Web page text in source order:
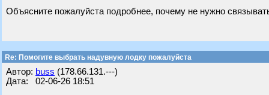
Объясните пожалуйста подробнее, почему не нужно
Re: Помогите выбрать надувную лодку пожалуйста
Автор: buss (178.66.131.---)
Дата: 02-06-26 18:51